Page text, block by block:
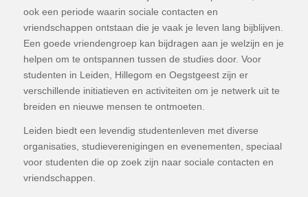
ook een periode waarin sociale contacten en
vriendschappen ontstaan die je vaak je leven lang bijblijven.
Een goede vriendengroep kan bijdragen aan je welzijn en je
helpen om te ontspannen tussen de studies door. Voor
studenten in Leiden, Hillegom en Oegstgeest zijn er
verschillende initiatieven en activiteiten om je netwerk uit te
breiden en nieuwe mensen te ontmoeten.
Leiden biedt een levendig studentenleven met diverse
organisaties, studieverenigingen en evenementen, speciaal
voor studenten die op zoek zijn naar sociale contacten en
vriendschappen.